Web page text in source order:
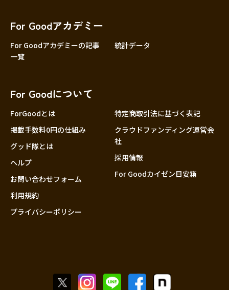
大分
For Goodアカデミー
For Goodアカデミーの記事
一覧
統計データ
For Goodについて
ForGoodとは
掲載手数料0円の仕組み
グッド隊とは
ヘルプ
お問い合わせフォーム
利用規約
プライバシーポリシー
特定商取引法に基づく表記
クラウドファンディング運営会
社
採用情報
For Goodカイゼン目安箱